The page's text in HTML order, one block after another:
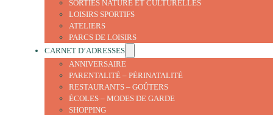
SORTIES NATURE ET CULTURELLES
LOISIRS SPORTIFS
ATELIERS
PARCS DE LOISIRS
CARNET D’ADRESSES
ANNIVERSAIRE
PARENTALITÉ – PÉRINATALITÉ
RESTAURANTS – GOÛTERS
ÉCOLES – MODES DE GARDE
SHOPPING